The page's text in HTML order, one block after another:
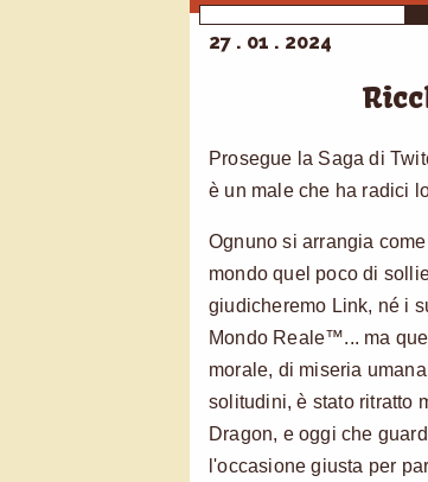
27 . 01 . 2024
Prosegue la Saga di
è un male che ha radici
Ognuno si arrangia
mondo quel poco di
giudicheremo Link, né i
Mondo Reale™... ma
morale, di miseria
solitudini, è stato ritratto
Dragon, e oggi che
l'occasione giusta per